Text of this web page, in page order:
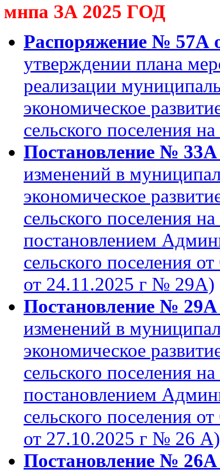
мнпа ЗА 2025 ГОД
Распоряжение № 57А
утверждении плана
реализации
экономическое
сельского поселения
Постановление № 33А
изменений в
экономическое
сельского поселения
постановлением
сельского поселения
от 24.11.2025 г № 29А)
Постановление № 29А
изменений в
экономическое
сельского поселения
постановлением
сельского поселения
от 27.10.2025 г № 26 А)
Постановление № 26А